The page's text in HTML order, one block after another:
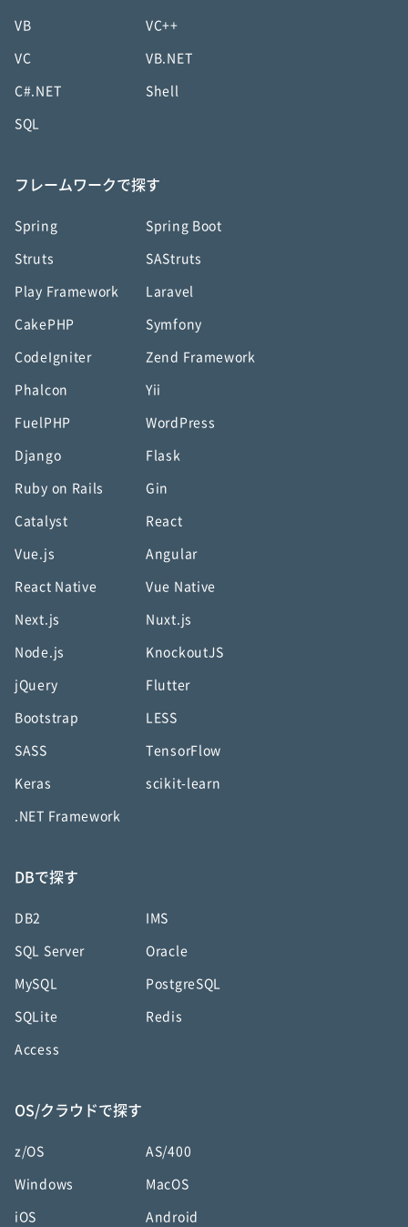
VB VC++
VC VB.NET
C#.NET Shell
SQL
フレームワークで探す
Spring Spring Boot
Struts SAStruts
Play Framework Laravel
CakePHP Symfony
CodeIgniter Zend Framework
Phalcon Yii
FuelPHP WordPress
Django Flask
Ruby on Rails Gin
Catalyst React
Vue.js Angular
React Native Vue Native
Next.js Nuxt.js
Node.js KnockoutJS
jQuery Flutter
Bootstrap LESS
SASS TensorFlow
Keras scikit-learn
.NET Framework
DBで探す
DB2 IMS
SQL Server Oracle
MySQL PostgreSQL
SQLite Redis
Access
OS/クラウドで探す
z/OS AS/400
Windows MacOS
iOS Android